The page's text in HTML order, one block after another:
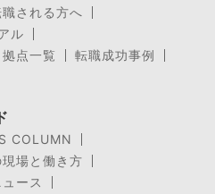
される方へ
ル
拠点一覧
転職成功事例
COLUMN
場と働き方
ース